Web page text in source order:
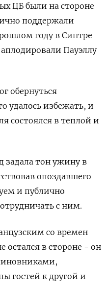
ЦБ были ​на стороне
​поддержали
‌году в Синтре
Пауэллу
обернуться
удалось избежать, и
состоялся в теплой и
задала тон ужину в
опоздавшего
и публично
с ним.
со времен
остался в стороне - он
гостей к другой и